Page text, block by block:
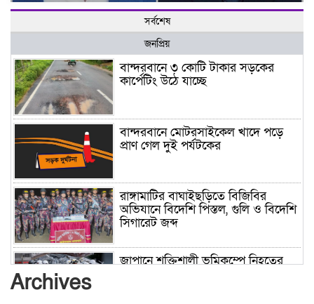
সর্বশেষ
জনপ্রিয়
বান্দরবানে ৩ কোটি টাকার সড়কের
কার্পেটিং উঠে যাচ্ছে
বান্দরবানে মোটরসাইকেল খাদে পড়ে
প্রাণ গেল দুই পর্যটকের
রাঙ্গামাটির বাঘাইছড়িতে বিজিবির
অভিযানে বিদেশি পিস্তল, গুলি ও বিদেশি
সিগারেট জব্দ
জাপানে শক্তিশালী ভূমিকম্পে নিহতের
Archives